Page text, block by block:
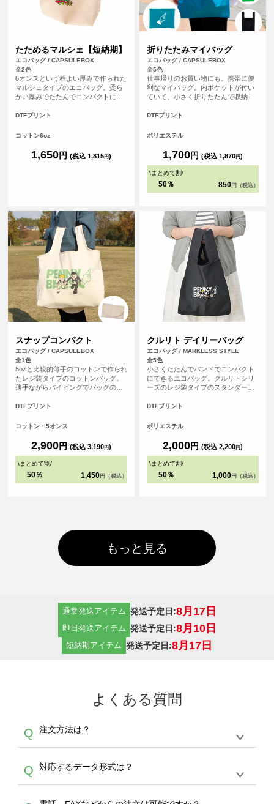
たためるマルシェ【短納期】
エコバッグ / CAPSULEBOX
全2色
6オンスという程よい厚みで作られた
マルシェタイプのエコバッグ。柔ら
かい厚みでたたんでコンパクトにし
い物のエコバッグとして◎通常4営業
できるサービスになります！
DTFプリント
コットン6oz
1,650円 (税込 1,815円)
折りたたみマイバッグ
エコバッグ / CAPSULEBOX
全5色
仕事帰りのお買い物にも。携帯に便
利なマイバッグ。内ポケットが付い
ていて、小さく折りたたんで収納す
DTFプリント
ポリエステル
1,700円 (税込 1,870円)
\まとめて割/
50％ 850 円（税込）
スナップコンパクト
エコバッグ / CAPSULEBOX
全1色
5ozと比較的薄手のコットンで作られ
たレジ袋タイプのコットンバッグ。
薄手ながらパイピングでバッグの縁
った容量がしっかりと収まります。
ベロ部分をくるっと巻いて、ボタン
機能的なエコバッグです。
DTFプリント
コットン・5オンス
2,900円 (税込 3,190円)
\まとめて割/
50％ 1,450 円（税込）
クルリト デイリーバッグ
エコバッグ / MARKLESS STYLE
全5色
小さくたたんでバンドでコンパクト
にできるエコバッグ。クルリトシリ
ーズのレジ袋タイプのスタンダード
DTFプリント
ポリエステル
2,000円 (税込 2,200円)
\まとめて割/
50％ 1,000 円（税込）
もっと見る
通常発送アイテム 発送予定日:8月17日
即日発送アイテム 発送予定日:8月10日
短納期アイテム 発送予定日:8月17日
よくある質問
Q 注文方法は？
A
生産にて承っております。デザインツールから
デザインの作成から決済まで完了できます。
30枚以上やシルク印刷など、大口注文の場合
Q 対応するデータ形式は？